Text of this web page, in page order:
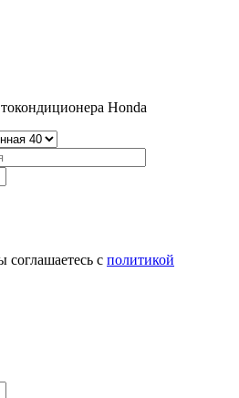
Honda
с политикой